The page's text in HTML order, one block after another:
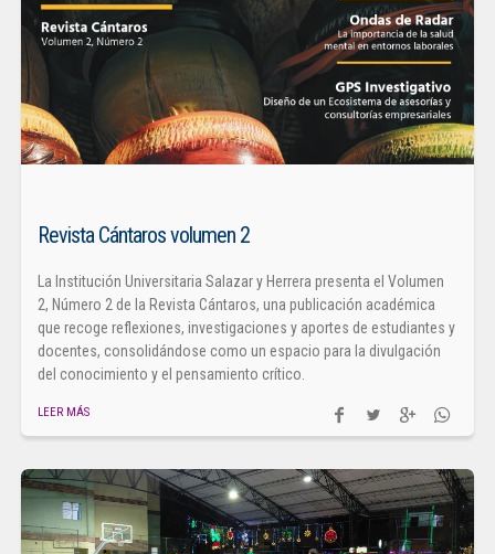
Revista Cántaros volumen 2
La Institución Universitaria Salazar y Herrera presenta el Volumen
2, Número 2 de la Revista Cántaros, una publicación académica
que recoge reflexiones, investigaciones y aportes de estudiantes y
docentes, consolidándose como un espacio para la divulgación
del conocimiento y el pensamiento crítico.
LEER MÁS